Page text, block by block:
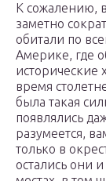
К сожалению,
заметно
обитали по
Америке, где
исторические
время
была такая
появлялись
разумеется,
только в
остались они